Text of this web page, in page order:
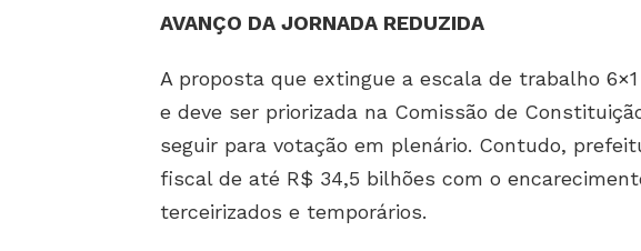
AVANÇO DA JORNADA REDUZIDA
A proposta que extingue a escala de trabalho
e deve ser priorizada na Comissão de
seguir para votação em plenário. Contudo,
fiscal de até R$ 34,5 bilhões com o
terceirizados e temporários.